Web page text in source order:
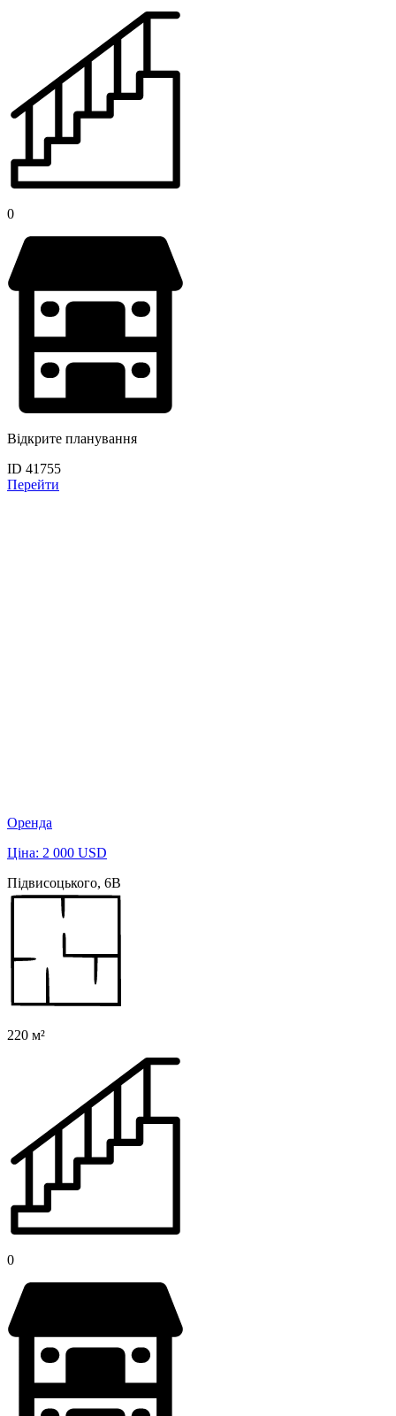
0
Відкрите планування
ID 41755
Перейти
Оренда
Ціна: 2 000 USD
Підвисоцького, 6В
220 м²
0